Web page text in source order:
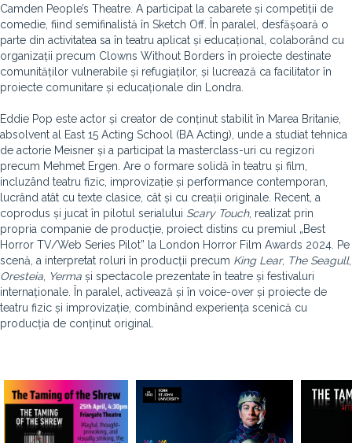
Camden People’s Theatre. A participat la cabarete și competiții de
comedie, fiind semifinalistă în Sketch Off. În paralel, desfășoară o
parte din activitatea sa în teatru aplicat și educațional, colaborând cu
organizații precum Clowns Without Borders în proiecte destinate
comunităților vulnerabile și refugiaților, și lucrează ca facilitator în
proiecte comunitare și educaționale din Londra.
Eddie Pop este actor și creator de conținut stabilit în Marea Britanie,
absolvent al East 15 Acting School (BA Acting), unde a studiat tehnica
de actorie Meisner și a participat la masterclass-uri cu regizori
precum Mehmet Ergen. Are o formare solidă în teatru și film,
incluzând teatru fizic, improvizație și performance contemporan,
lucrând atât cu texte clasice, cât și cu creații originale. Recent, a
coprodus și jucat în pilotul serialului Scary Touch, realizat prin
propria companie de producție, proiect distins cu premiul „Best
Horror TV/Web Series Pilot” la London Horror Film Awards 2024. Pe
scenă, a interpretat roluri în producții precum King Lear, The Seagull,
Oresteia Yerma și spectacole prezentate în teatre și festivaluri
internaționale. În paralel, activează și în voice-over și proiecte de
teatru fizic și improvizație, combinând experiența scenică cu
producția de conținut original.